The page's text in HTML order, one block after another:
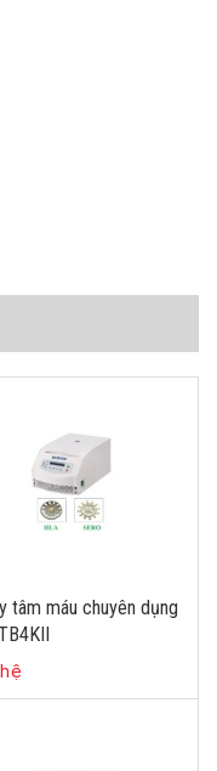
tâm máu chuyên dụng